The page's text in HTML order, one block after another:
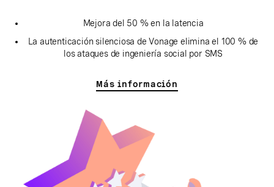
Mejora del 50 % en la latencia
La autenticación silenciosa de Vonage elimina el 100 % de
los ataques de ingeniería social por SMS
Más información